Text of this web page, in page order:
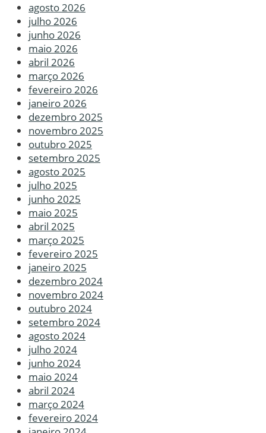
agosto 2026
julho 2026
junho 2026
maio 2026
abril 2026
março 2026
fevereiro 2026
janeiro 2026
dezembro 2025
novembro 2025
outubro 2025
setembro 2025
agosto 2025
julho 2025
junho 2025
maio 2025
abril 2025
março 2025
fevereiro 2025
janeiro 2025
dezembro 2024
novembro 2024
outubro 2024
setembro 2024
agosto 2024
julho 2024
junho 2024
maio 2024
abril 2024
março 2024
fevereiro 2024